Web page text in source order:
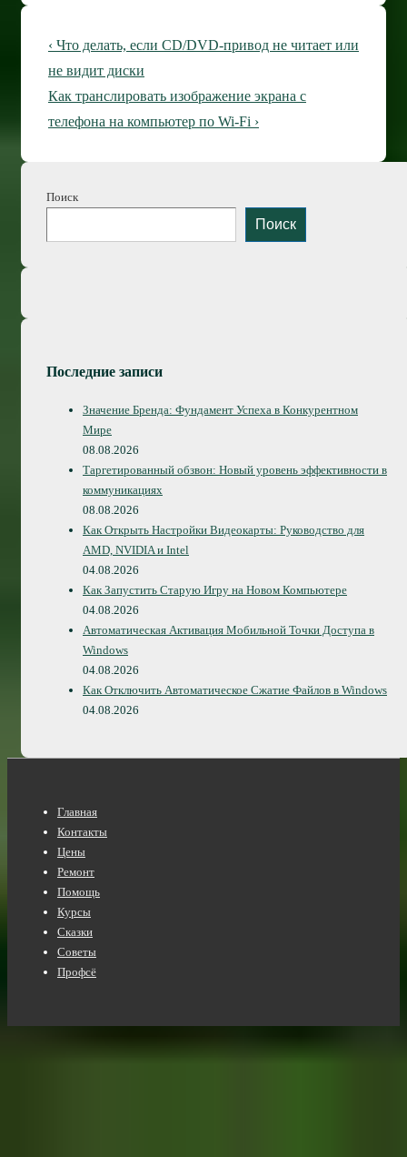
Навигация
по
записям
Предыдущая
запись
‹ Что делать, если CD/DVD-привод не читает или
не видит диски
Следующая
запись
Как транслировать изображение экрана с
телефона на компьютер по Wi-Fi ›
Поиск
Поиск
Последние записи
Значение Бренда: Фундамент Успеха в Конкурентном
Мире
08.08.2026
Таргетированный обзвон: Новый уровень эффективности в
коммуникациях
08.08.2026
Как Открыть Настройки Видеокарты: Руководство для
AMD, NVIDIA и Intel
04.08.2026
Как Запустить Старую Игру на Новом Компьютере
04.08.2026
Автоматическая Активация Мобильной Точки Доступа в
Windows
04.08.2026
Как Отключить Автоматическое Сжатие Файлов в Windows
04.08.2026
Нижнее
меню
Главная
Контакты
Цены
Ремонт
Помощь
Курсы
Сказки
Советы
Профсё